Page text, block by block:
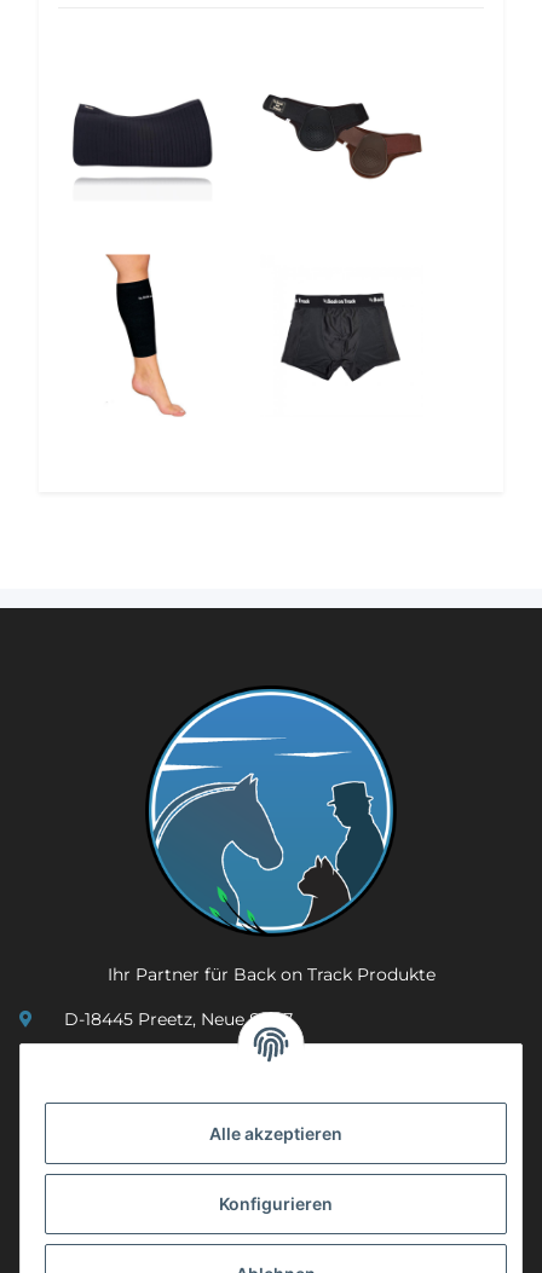
Alle akzeptieren
Konfigurieren
12%
Ihr Partner für Back on Track Produkte
D-18445 Preetz, Neue Str. 7
info@mobility-in-harmony.de
Informationen
Back on Track